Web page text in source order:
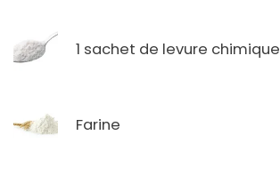
1 sachet de levure chimique
Farine